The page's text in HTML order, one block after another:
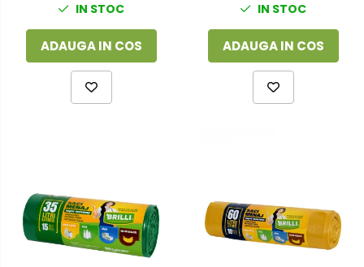
IN STOC
ADAUGA IN COS
IN STOC
ADAUGA IN COS